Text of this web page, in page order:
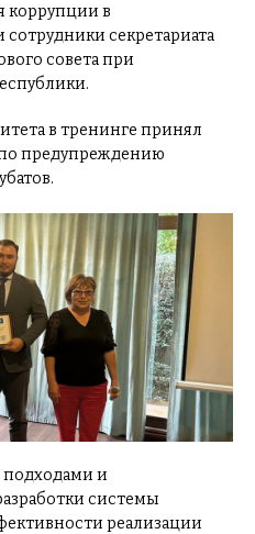
коррупции в
сотрудники секретариата
совета при
в тренинге принял
предупреждению
подходами и
системы
реализации